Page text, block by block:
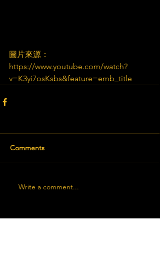
圖片來源：
https://www.youtube.com/watch?
v=K3yi7osKsbs&feature=emb_title​
Comments
Write a comment...